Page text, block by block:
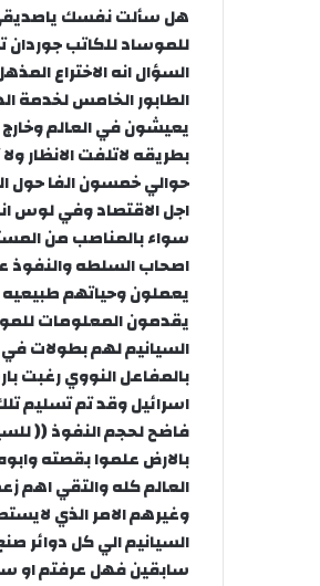
هل سألت نفسك ياصديقي
للموساد للكاتب
السؤال انه الاختراع
الطابور الخامس لخدمة
يعيشون في العالم
بطريقه لاتلفت الانظار
حوالي خمسون الفا حول
اجل الاقتصاد وفي لوس
سواء بالمناصب من
اصحاب السلطه والنفوذ
يعملون وحياتهم
يقدمون المعلومات
السيانيم لهم بطولات في
بالمفاعل النووي رغبت
اسرائيل وقد تم تسليم
فاضح لحجم النفوذ ((
بالارض علموا بقصته
العالم كله والتقي اهم
وغيرهم الامر الذي
سابقين فهل عرفتم او